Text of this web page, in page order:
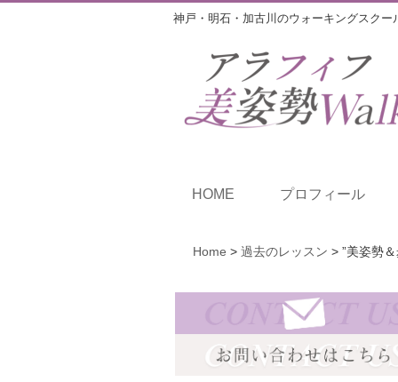
神戸・明石・加古川のウォーキングスク
HOME プロフィール
Home > 過去のレッスン > ”美姿勢